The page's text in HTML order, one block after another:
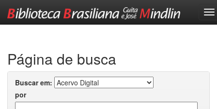
Página de busca
Buscar em:
por